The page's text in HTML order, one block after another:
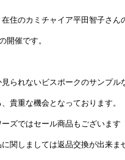
住のカミチャイア平田智子さん
開催です。
られないビスポークのサンプル
貴重な機会となっております。
ズではセール商品もございます
に関しましては返品交換が出来